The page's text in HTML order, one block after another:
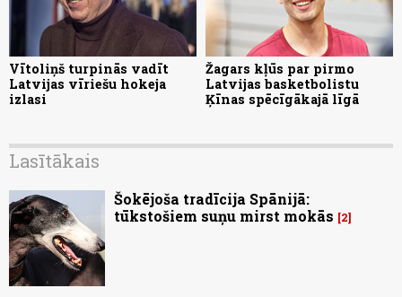
Vītoliņš turpinās vadīt
Latvijas vīriešu hokeja
izlasi
Žagars kļūs par pirmo
Latvijas basketbolistu
Ķīnas spēcīgākajā līgā
Lasītākais
Šokējoša tradīcija Spānijā:
tūkstošiem suņu mirst mokās
2